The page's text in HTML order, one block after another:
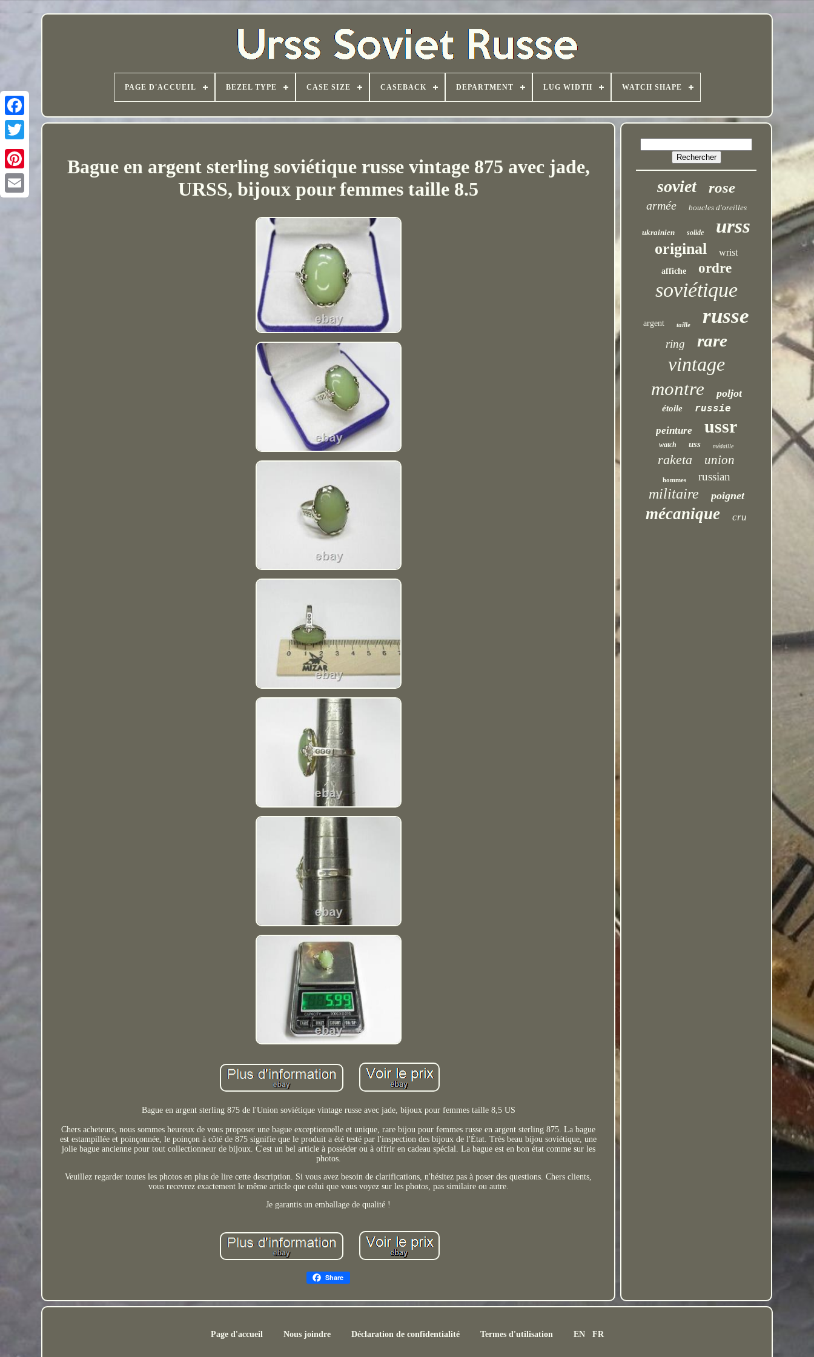
PAGE D'ACCUEIL BEZEL TYPE CASE SIZE CASEBACK DEPARTMENT LUG WIDTH WATCH SHAPE
Bague en argent sterling soviétique russe vintage 875 avec jade,
URSS, bijoux pour femmes taille 8.5
Bague en argent sterling 875 de l'Union soviétique vintage russe avec jade, bijoux pour femmes taille 8,5 US
Chers acheteurs, nous sommes heureux de vous proposer une bague exceptionnelle et unique, rare bijou pour femmes russe en argent sterling 875. La bague
est estampillée et poinçonnée, le poinçon à côté de 875 signifie que le produit a été testé par l'inspection des bijoux de l'État. Très beau bijou soviétique, une
jolie bague ancienne pour tout collectionneur de bijoux. C'est un bel article à posséder ou à offrir en cadeau spécial. La bague est en bon état comme sur les
photos.
Veuillez regarder toutes les photos en plus de lire cette description. Si vous avez besoin de clarifications, n'hésitez pas à poser des questions. Chers clients,
vous recevrez exactement le même article que celui que vous voyez sur les photos, pas similaire ou autre.
Je garantis un emballage de qualité !
Share
soviet rose
armée boucles d'oreilles
ukrainien solide urss
original wrist
affiche ordre
soviétique
argent taille russe
ring rare
vintage
montre poljot
étoile
russie
peinture
ussr
watch uss médaille
raketa union
hommes russian
militaire poignet
mécanique cru
Page d'accueil Nous joindre Déclaration de confidentialité Termes d'utilisation EN FR